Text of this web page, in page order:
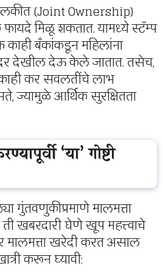
(Joint Ownership)
मिळू शकतात. यामध्ये स्टॅम्प
काही बँकांकडून महिलांना
देखील देऊ केले जातात. तसेच,
कर सवलतींचे लाभ
ज्यामुळे आर्थिक सुरक्षितता
‘या’ गोष्टी
गुंतवणुकीप्रमाणे मालमत्ता
ती खबरदारी घेणे खूप महत्त्वाचे
मालमत्ता खरेदी करत असाल
करून घ्यावी: